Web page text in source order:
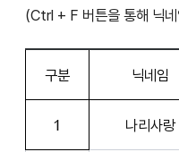
(Ctrl + F 버튼을 통해 닉
구분 닉네임
1 나리사랑